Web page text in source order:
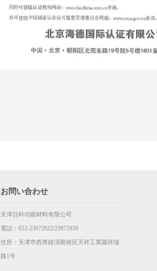
お問い合わせ
天津日科功能材料有限公司
電話：022-23972922/23972920
住所：天津市西青経済開発区天祥工業園祥瑞
路1号